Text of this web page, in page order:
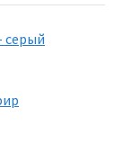
серый